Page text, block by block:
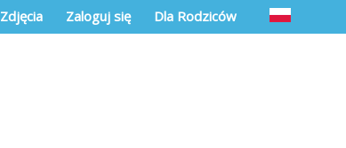
Zdjęcia Zaloguj się Dla Rodziców